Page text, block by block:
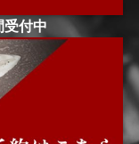
受付中